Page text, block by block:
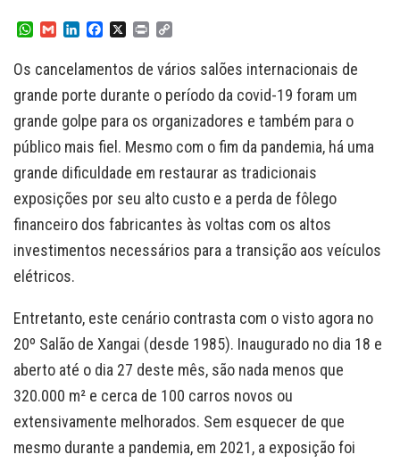
W
t
s
p
p
G
i
l
k
e
I
n
e
b
o
k
X
P
n
p
y
L
n
k
Os cancelamentos de vários salões internacionais de
grande porte durante o período da covid-19 foram um
grande golpe para os organizadores e também para o
público mais fiel. Mesmo com o fim da pandemia, há uma
grande dificuldade em restaurar as tradicionais
exposições por seu alto custo e a perda de fôlego
financeiro dos fabricantes às voltas com os altos
investimentos necessários para a transição aos veículos
elétricos.
Entretanto, este cenário contrasta com o visto agora no
20º Salão de Xangai (desde 1985). Inaugurado no dia 18 e
aberto até o dia 27 deste mês, são nada menos que
320.000 m² e cerca de 100 carros novos ou
extensivamente melhorados. Sem esquecer de que
mesmo durante a pandemia, em 2021, a exposição foi